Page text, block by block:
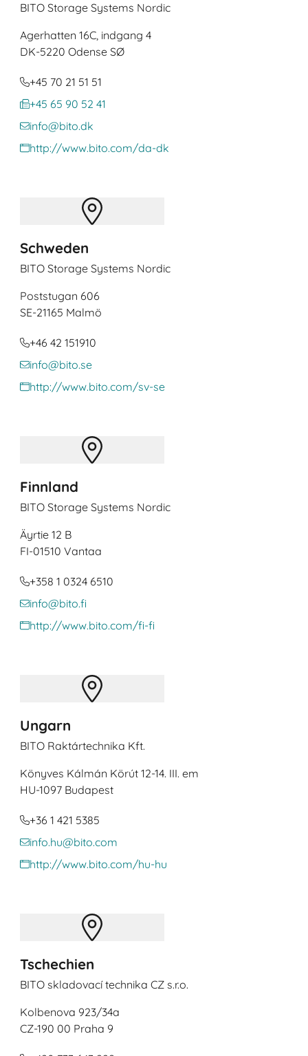
BITO Storage Systems Nordic
Agerhatten 16C, indgang 4
DK-5220 Odense SØ
+45 70 21 51 51
+45 65 90 52 41
info@bito.dk
http://www.bito.com/da-dk
Schweden
BITO Storage Systems Nordic
Poststugan 606
SE-21165 Malmö
+46 42 151910
info@bito.se
http://www.bito.com/sv-se
Finnland
BITO Storage Systems Nordic
Äyrtie 12 B
FI-01510 Vantaa
+358 1 0324 6510
info@bito.fi
http://www.bito.com/fi-fi
Ungarn
BITO Raktártechnika Kft.
Könyves Kálmán Körút 12-14. III. em
HU-1097 Budapest
+36 1 421 5385
info.hu@bito.com
http://www.bito.com/hu-hu
Tschechien
BITO skladovací technika CZ s.r.o.
Kolbenova 923/34a
CZ-190 00 Praha 9